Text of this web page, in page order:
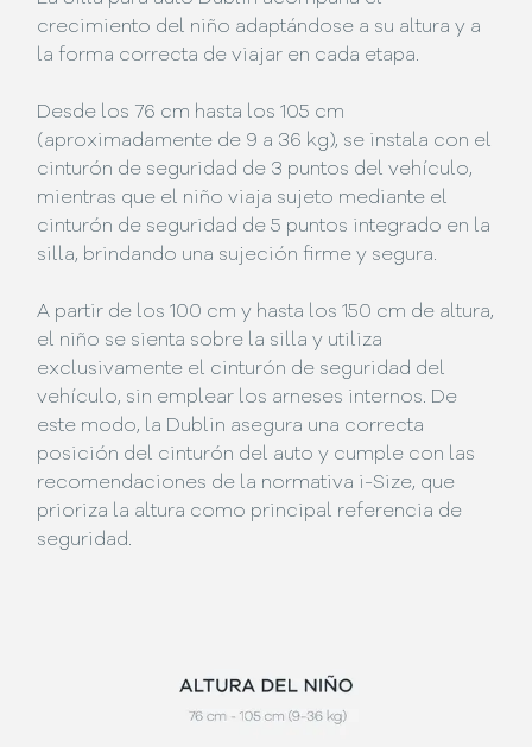
crecimiento del niño adaptándose a su altura y a
la forma correcta de viajar en cada etapa.
Desde los 76 cm hasta los 105 cm
(aproximadamente de 9 a 36 kg), se instala con el
cinturón de seguridad de 3 puntos del vehículo,
mientras que el niño viaja sujeto mediante el
cinturón de seguridad de 5 puntos integrado en la
silla, brindando una sujeción firme y segura.
A partir de los 100 cm y hasta los 150 cm de altura,
el niño se sienta sobre la silla y utiliza
exclusivamente el cinturón de seguridad del
vehículo, sin emplear los arneses internos. De
este modo, la Dublin asegura una correcta
posición del cinturón del auto y cumple con las
recomendaciones de la normativa i-Size, que
prioriza la altura como principal referencia de
seguridad.